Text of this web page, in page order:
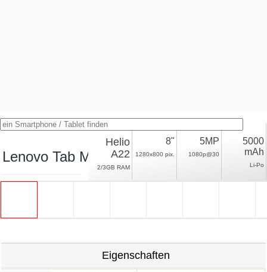
Lenovo Tab M8 HD LTE
Helio
A22
2/3GB RAM
8"
1280x800 pix.
5MP
1080p@30
5000
mAh
Li-Po
Eigenschaften